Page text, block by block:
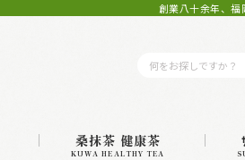
創業八十余年、福
桑抹茶 健康茶
KUWA HEALTHY TEA